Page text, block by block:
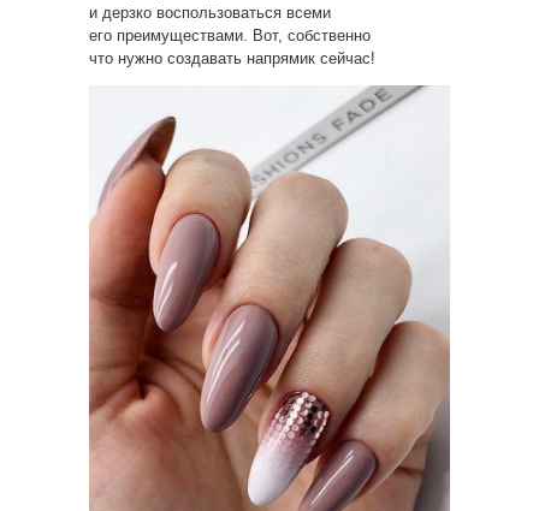
и дерзко воспользоваться всеми
его преимуществами. Вот, собственно
что нужно создавать напрямик сейчас!